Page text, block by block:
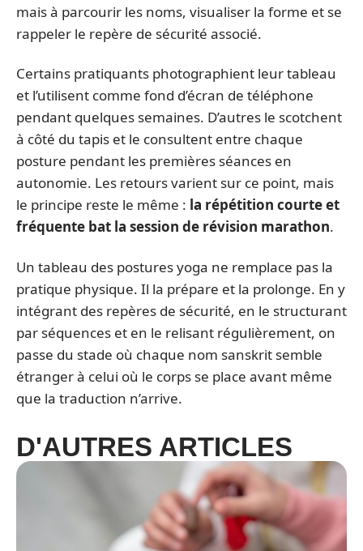
mais à parcourir les noms, visualiser la forme et se
rappeler le repère de sécurité associé.
Certains pratiquants photographient leur tableau
et l’utilisent comme fond d’écran de téléphone
pendant quelques semaines. D’autres le scotchent
à côté du tapis et le consultent entre chaque
posture pendant les premières séances en
autonomie. Les retours varient sur ce point, mais
le principe reste le même : la répétition courte et
fréquente bat la session de révision marathon.
Un tableau des postures yoga ne remplace pas la
pratique physique. Il la prépare et la prolonge. En y
intégrant des repères de sécurité, en le structurant
par séquences et en le relisant régulièrement, on
passe du stade où chaque nom sanskrit semble
étranger à celui où le corps se place avant même
que la traduction n’arrive.
D'AUTRES ARTICLES